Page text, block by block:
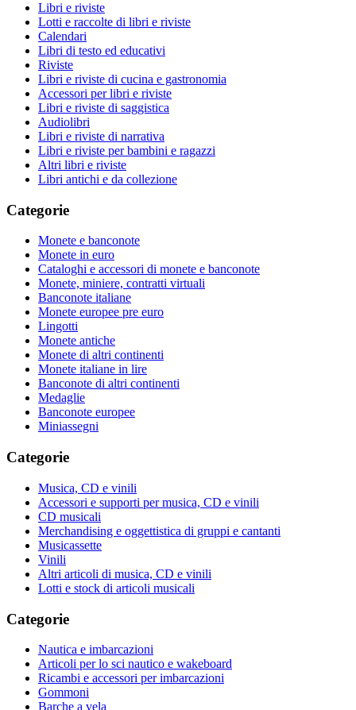
Libri e riviste
Lotti e raccolte di libri e riviste
Calendari
Libri di testo ed educativi
Riviste
Libri e riviste di cucina e gastronomia
Accessori per libri e riviste
Libri e riviste di saggistica
Audiolibri
Libri e riviste di narrativa
Libri e riviste per bambini e ragazzi
Altri libri e riviste
Libri antichi e da collezione
Categorie
Monete e banconote
Monete in euro
Cataloghi e accessori di monete e banconote
Monete, miniere, contratti virtuali
Banconote italiane
Monete europee pre euro
Lingotti
Monete antiche
Monete di altri continenti
Monete italiane in lire
Banconote di altri continenti
Medaglie
Banconote europee
Miniassegni
Categorie
Musica, CD e vinili
Accessori e supporti per musica, CD e vinili
CD musicali
Merchandising e oggettistica di gruppi e cantanti
Musicassette
Vinili
Altri articoli di musica, CD e vinili
Lotti e stock di articoli musicali
Categorie
Nautica e imbarcazioni
Articoli per lo sci nautico e wakeboard
Ricambi e accessori per imbarcazioni
Gommoni
Barche a vela